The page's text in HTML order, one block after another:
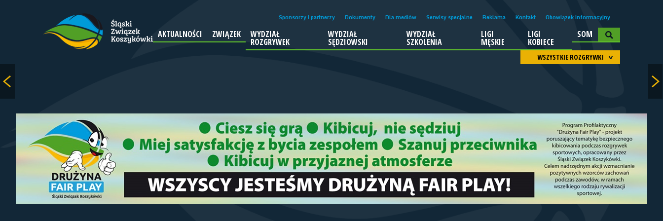
Sponsorzy i partnerzy Dokumenty Dla mediów Serwisy specjalne Reklama Kontakt Obowiązek informacyjny
AKTUALNOŚCI ZWIĄZEK WYDZIAŁ
ROZGRYWEK
WYDZIAŁ
SĘDZIOWSKI
WYDZIAŁ
SZKOLENIA
LIGI
MĘSKIE
LIGI
KOBIECE
SOM
WSZYSTKIE ROZGRYWKI